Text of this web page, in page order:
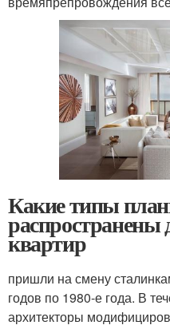
Какие типы
квартир
пришли на смену
годов по 1980-е года. В
архитекторы